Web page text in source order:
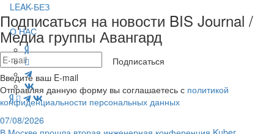
LEAK-БЕЗ
О НАС
Подписаться на новости BIS Journal /
Медиа группы Авангард
Подписаться
Введите ваш E-mail
Отправляя данную форму вы соглашаетесь с политикой
конфиденциальности персональных данных
07/08/2026